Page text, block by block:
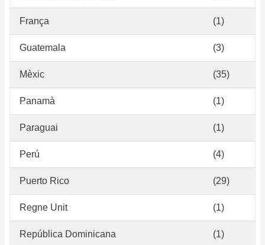
França (1)
Guatemala (3)
Mèxic (35)
Panamà (1)
Paraguai (1)
Perú (4)
Puerto Rico (29)
Regne Unit (1)
República Dominicana (1)